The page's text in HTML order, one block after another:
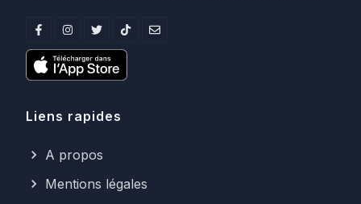
Liens rapides
A propos
Mentions légales